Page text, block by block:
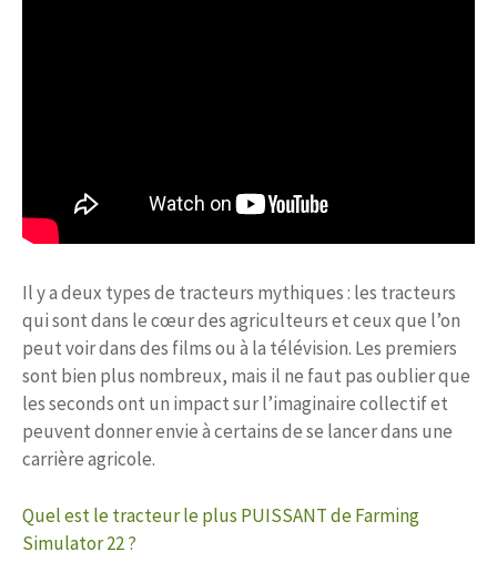
Il y a deux types de tracteurs mythiques : les tracteurs
qui sont dans le cœur des agriculteurs et ceux que l’on
peut voir dans des films ou à la télévision. Les premiers
sont bien plus nombreux, mais il ne faut pas oublier que
les seconds ont un impact sur l’imaginaire collectif et
peuvent donner envie à certains de se lancer dans une
carrière agricole.
Quel est le tracteur le plus PUISSANT de Farming
Simulator 22 ?